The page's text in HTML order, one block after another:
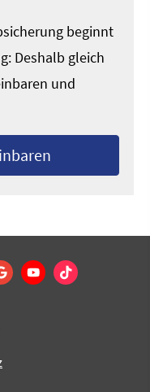
beginnt
Deshalb gleich
und